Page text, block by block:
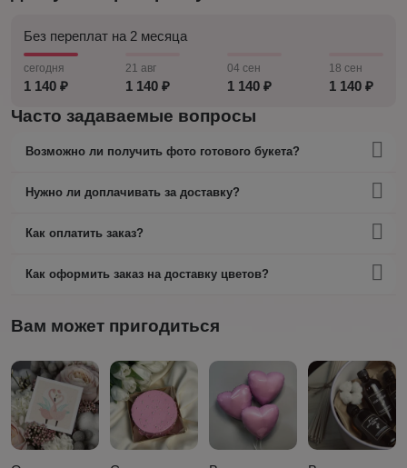
Без переплат на 2 месяца
сегодня
1 140 ₽
21 авг
1 140 ₽
04 сен
1 140 ₽
18 сен
1 140 ₽
Часто задаваемые вопросы
Возможно ли получить фото готового букета?
Нужно ли доплачивать за доставку?
Как оплатить заказ?
Как оформить заказ на доставку цветов?
Вам может пригодиться